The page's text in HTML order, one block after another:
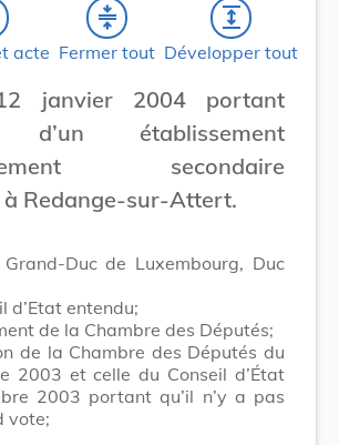
acte
compress
Fermer tout
expand
Développer tout
janvier 2004 portant
d’un établissement
secondaire
Redange-sur-Attert.
Duc de Luxembourg, Duc
d’Etat entendu;
de la Chambre des Députés;
de la Chambre des Députés du
2003 et celle du Conseil d’État
2003 portant qu’il n’y a pas
vote;